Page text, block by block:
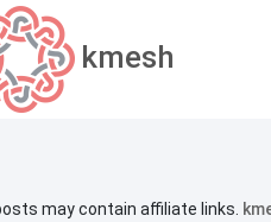
kmesh
may contain affiliate links.